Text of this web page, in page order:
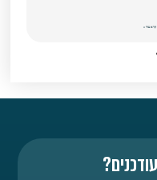
קרא עוד »